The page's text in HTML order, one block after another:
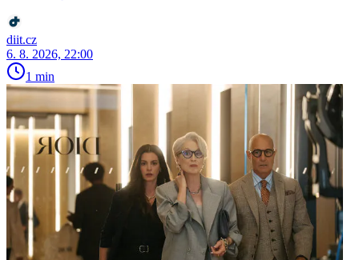
diit.cz
6. 8. 2026, 22:00
1 min